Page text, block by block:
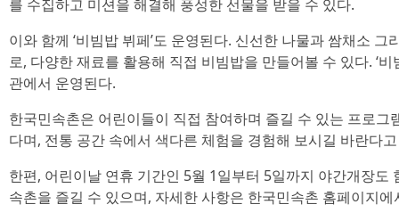
를 수집하고 미션을 해결해 풍성한 선물을 받을 수 있다.
이와 함께 ‘비빔밥 뷔페’도 운영된다. 신선한 나물과 쌈채소
로, 다양한 재료를 활용해 직접 비빔밥을 만들어볼 수 있다. ‘
관에서 운영된다.
한국민속촌은 어린이들이 직접 참여하며 즐길 수 있는 프로
다며, 전통 공간 속에서 색다른 체험을 경험해 보시길 바란다
한편, 어린이날 연휴 기간인 5월 1일부터 5일까지 야간개장도
속촌을 즐길 수 있으며, 자세한 사항은 한국민속촌 홈페이지